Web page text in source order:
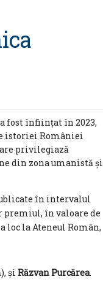
a fost înființat în 2023,
istoriei României
privilegiază
din zona umanistă și
în intervalul
premiul, în valoare de
loc la Ateneul Român,
și Răzvan Purcărea.